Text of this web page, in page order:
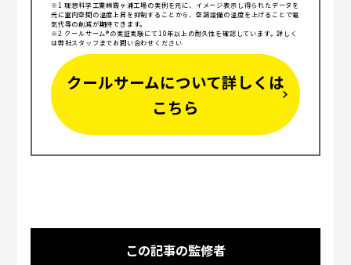
※1 理想科学工業㈱霞ヶ浦工場の実例を元に、イメージ表示し得られたデータを
元に室内空間の温度上昇を抑制することから、空調設備の温度を上げることで電
気代等の削減が期待できます。
※2 クールサーム®の実証実験にて10年以上の耐久性を確認しています。詳しく
は弊社スタッフまでお問い合わせください
クールサームについて詳しくは
こちら
この記事の監修者